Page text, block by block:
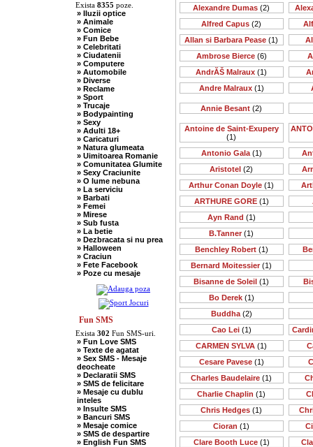
» Copii
» Craciun
» Cugetari
» Culmi
» Deocheate
» Diverse
» Doctori
» Elevi-Studenti
» Englezi
» Evrei
» Francezi
» Ingineri
» Ion si Maria
» Istorice
» Misogine
» Moldoveni
» Mosnegi
» Nebuni
» Negri
» Olteni
» Pescari
» Perle
» Politice
» Politisti
» Popi
» Radio Erevan
» Religioase
» Romani
» Sadice
» Secretare
» Sefi
» Scotieni
» Seci
» Soacre
» Sport
» Soferi
» Tarani
» Tigani
» Umor Negru
» Vanatori
Exista 8355 poze.
» Iluzii optice
» Animale
» Comice
» Fun Bebe
» Celebritati
» Ciudatenii
» Computere
» Automobile
» Diverse
» Reclame
» Sport
» Trucaje
» Bodypainting
» Sexy
» Adulti 18+
» Caricaturi
» Natura glumeata
» Uimitoarea Romanie
» Comunitatea Glumite
» Sexy Craciunite
» O lume nebuna
» La serviciu
» Barbati
» Femei
» Mirese
» Sub fusta
» La betie
» Dezbracata si nu prea
» Halloween
» Craciun
» Fete Facebook
» Poze cu mesaje
Fun SMS
Exista 302 Fun SMS-uri.
» Fun Love SMS
» Texte de agatat
» Sex SMS - Mesaje
deocheate
» Declaratii SMS
» SMS de felicitare
» Mesaje cu dublu
inteles
» Insulte SMS
» Bancuri SMS
» Mesaje comice
» SMS de despartire
» English Fun SMS
Alexandre Dumas (2)
Alfred Capus (2)
Allan si Barbara Pease (1)
Ambrose Bierce(6)
AndrĂŠ Malraux (1)
Andre Malraux(1)
Annie Besant (2)
Antoine de Saint-Exupery
(1)
Antonio Gala(1)
Aristotel (2)
Arthur Conan Doyle (1)
ARTHURE GORE(1)
Ayn Rand (1)
B.Tanner (1)
Benchley Robert(1)
Bernard Moitessier (1)
Bisanne de Soleil (1)
Bo Derek(1)
Buddha(2)
Cao Lei(1)
CARMEN SYLVA (1)
Cesare Pavese(1)
Charles Baudelaire (1)
Charlie Chaplin (1)
Chris Hedges (1)
Cioran (1)
Clare Booth Luce(1)